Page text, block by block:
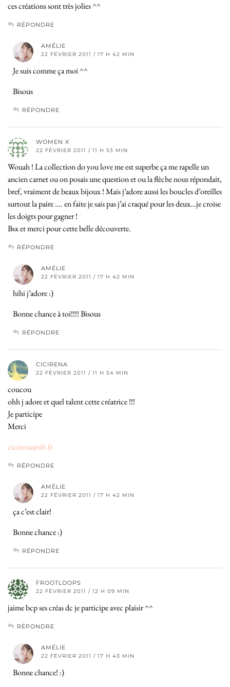
ces créations sont très jolies ^^
RÉPONDRE
AMÉLIE
22 FÉVRIER 2011 / 17 H 42 MIN
Je suis comme ça moi ^^
Bisous
RÉPONDRE
WOMEN X
22 FÉVRIER 2011 / 11 H 53 MIN
Wouah ! La collection do you love me est superbe ça me rapelle un
ancien carnet ou on posais une question et ou la flèche nous répondait,
bref, vraiment de beaux bijoux ! Mais j’adore aussi les boucles d’oreilles
surtout la paire …. en faite je sais pas j’ai craqué pour les deux…je croise
les doigts pour gagner !
Bsx et merci pour cette belle découverte.
RÉPONDRE
AMÉLIE
22 FÉVRIER 2011 / 17 H 42 MIN
hihi j’adore :)
Bonne chance à toi!!!! Bisous
RÉPONDRE
CICIRENA
22 FÉVRIER 2011 / 11 H 54 MIN
coucou
ohh j adore et quel talent cette créatrice !!!
Je participe
Merci
cicirena@sfr.fr
RÉPONDRE
AMÉLIE
22 FÉVRIER 2011 / 17 H 42 MIN
ça c’est clair!
Bonne chance :)
RÉPONDRE
FROOTLOOPS
22 FÉVRIER 2011 / 12 H 09 MIN
jaime bcp ses créas dc je participe avec plaisir ^^
RÉPONDRE
AMÉLIE
22 FÉVRIER 2011 / 17 H 43 MIN
Bonne chance! :)